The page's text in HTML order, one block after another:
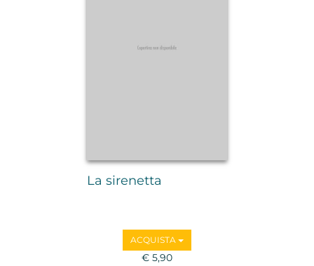
La sirenetta
ACQUISTA
€ 5,90